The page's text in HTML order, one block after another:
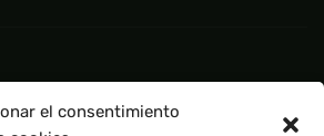
el consentimiento
PRODUCTO